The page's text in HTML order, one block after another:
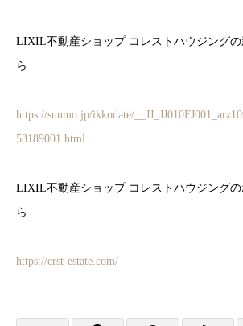
LIXIL不動産ショップ コレストハウジング
ら
https://suumo.jp/ikkodate/
53189001.html
LIXIL不動産ショップ コレストハウジング
ら
https://crst-estate.com/